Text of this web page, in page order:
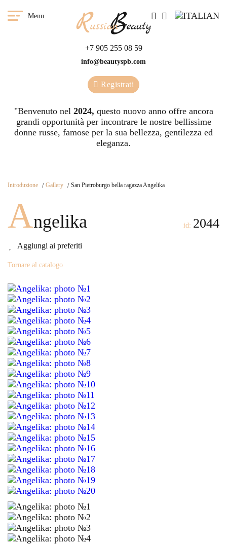
Menu
+7 905 255 08 59
info@beautyspb.com
Registrati
"Benvenuto nel 2024, questo nuovo anno offre ancora
grandi opportunità per incontrare le nostre bellissime
donne russe, famose per la sua bellezza, gentilezza ed
eleganza.
Introduzione Gallery San Pietroburgo bella ragazza Angelika
Angelika
Aggiungi ai preferiti
id: 2044
Tornare al catalogo